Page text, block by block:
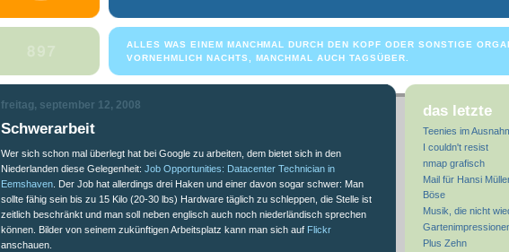
ALLES WAS EINEM MANCHMAL DURCH DEN KOPF ODER SONSTIGE
VORNEHMLICH NACHTS, MANCHMAL AUCH TAGSÜBER.
freitag, september 12, 2008
Schwerarbeit
Wer sich schon mal überlegt hat bei Google zu arbeiten, dem bietet sich in den
Niederlanden diese Gelegenheit: Job Opportunities: Datacenter Technician in
Eemshaven . Der Job hat allerdings drei Haken und einer davon sogar schwer: Man
sollte fähig sein bis zu 15 Kilo (20-30 lbs) Hardware täglich zu schleppen, die Stelle ist
zeitlich beschränkt und man soll neben englisch auch noch niederländisch sprechen
können. Bilder von seinem zukünftigen Arbeitsplatz kann man sich auf Flickr
anschauen.
das letzte
Teenies im
I couldn't resist
nmap grafisch
Mail für Hansi
Böse
Musik, die nicht
Plus Zehn